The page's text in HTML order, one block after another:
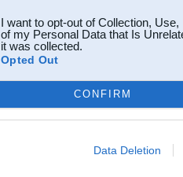
I want to opt-out of Collection,
of my Personal Data that Is
it was collected.
Opted Out
CONFIRM
Data Deletion